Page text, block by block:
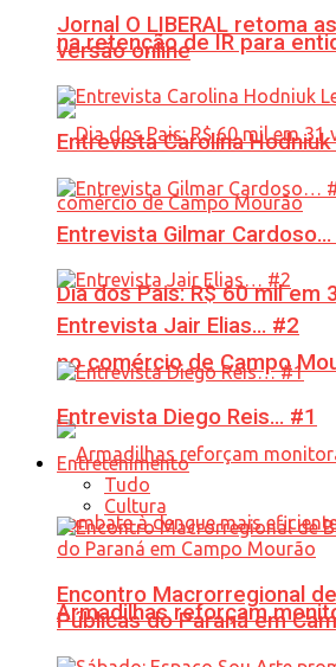
na retenção de IR para
Dia dos Pais: R$ 60 mil em
no comércio de Campo
Armadilhas reforçam
Jornal O LIBERAL retoma
versão online
Entrevista Carolina
Entrevista Gilmar
Entrevista Jair Elias… #2
Entrevista Diego Reis… #1
Entretenimento
Tudo
Cultura
Encontro Macrorregional
Públicas do Paraná em